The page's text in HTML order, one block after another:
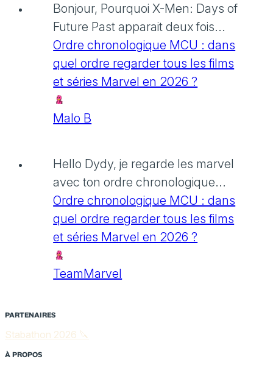
Bonjour, Pourquoi X-Men: Days of
Future Past apparait deux fois...
Ordre chronologique MCU : dans
quel ordre regarder tous les films
et séries Marvel en 2026 ?
Malo B
Hello Dydy, je regarde les marvel
avec ton ordre chronologique...
Ordre chronologique MCU : dans
quel ordre regarder tous les films
et séries Marvel en 2026 ?
TeamMarvel
PARTENAIRES
Stabathon 2026 🔪
À PROPOS